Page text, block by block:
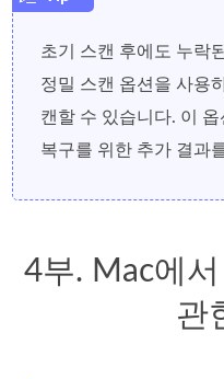
초기 스캔 후에도 누락
정밀 스캔 옵션을 사용
캔할 수 있습니다. 이
복구를 위한 추가 결과
4부. Mac에
관